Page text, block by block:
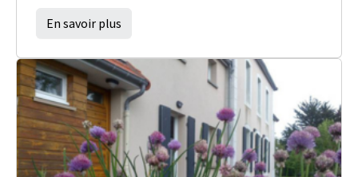
En savoir plus